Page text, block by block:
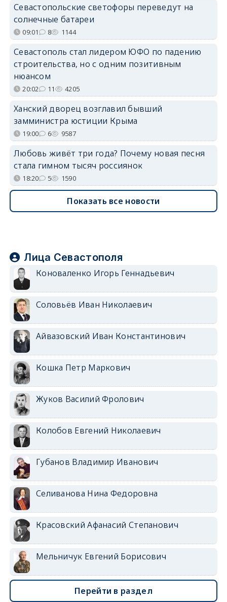
Севастопольские светофоры переведут на
солнечные батареи
09:01 8 1144
Севастополь стал лидером ЮФО по падению
строительства, но с одним позитивным
нюансом
20:02 11 4205
Ханский дворец возглавил бывший
замминистра юстиции Крыма
19:00 6 9587
Любовь живёт три года? Почему новая песня
стала гимном тысяч россиянок
18:20 5 1590
Показать все новости
Лица Севастополя
Коноваленко Игорь Геннадьевич
Соловьёв Иван Николаевич
Айвазовский Иван Константинович
Кошка Петр Маркович
Жуков Василий Фролович
Колобов Евгений Николаевич
Губанов Владимир Иванович
Селиванова Нина Федоровна
Красовский Афанасий Степанович
Мельничук Евгений Борисович
Перейти в раздел